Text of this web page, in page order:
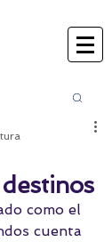
como el
cuenta